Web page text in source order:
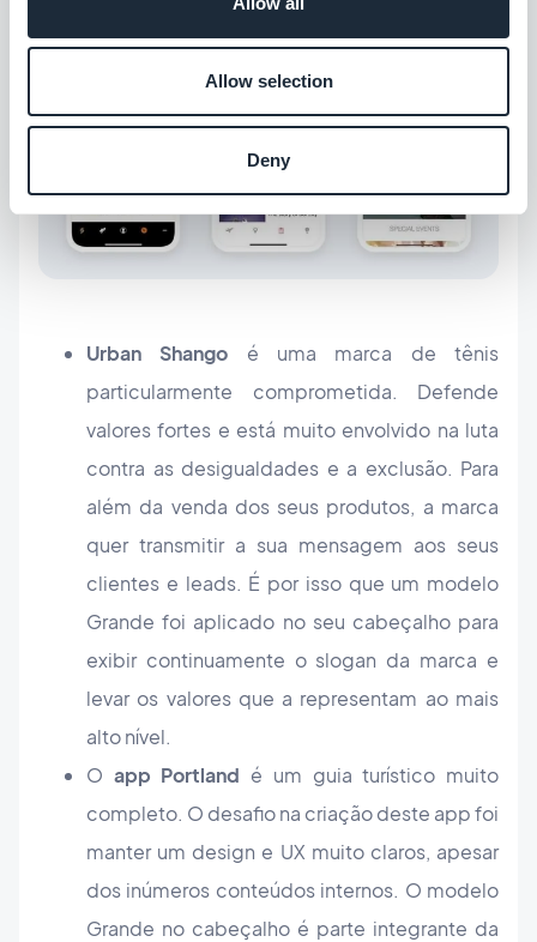
Allow selection
Deny
Urban Shango é uma marca de tênis
particularmente comprometida. Defende
valores fortes e está muito envolvido na luta
contra as desigualdades e a exclusão. Para
além da venda dos seus produtos, a marca
quer transmitir a sua mensagem aos seus
clientes e leads. É por isso que um modelo
Grande foi aplicado no seu cabeçalho para
exibir continuamente o slogan da marca e
levar os valores que a representam ao mais
alto nível.
O app Portland é um guia turístico muito
completo. O desafio na criação deste app foi
manter um design e UX muito claros, apesar
dos inúmeros conteúdos internos. O modelo
Grande no cabeçalho é parte integrante da